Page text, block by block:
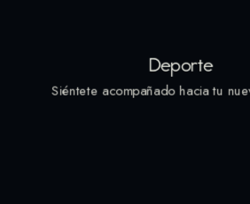
Deporte
Siéntete acompañado hacia tu